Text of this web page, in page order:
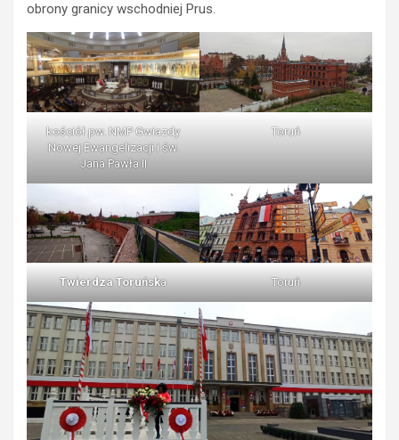
obrony granicy wschodniej Prus.
kościół pw. NMP Gwiazdy
Nowej Ewangelizacji i św.
Jana Pawła II
Toruń
Twierdza Toruńska Toruń